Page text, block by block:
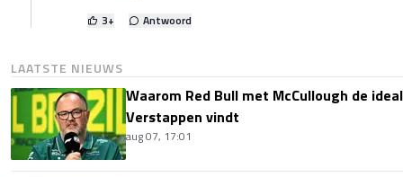
3+ Antwoord
LAATSTE NIEUWS
Waarom Red Bull met McCullough de
Verstappen vindt
aug 07, 17:01